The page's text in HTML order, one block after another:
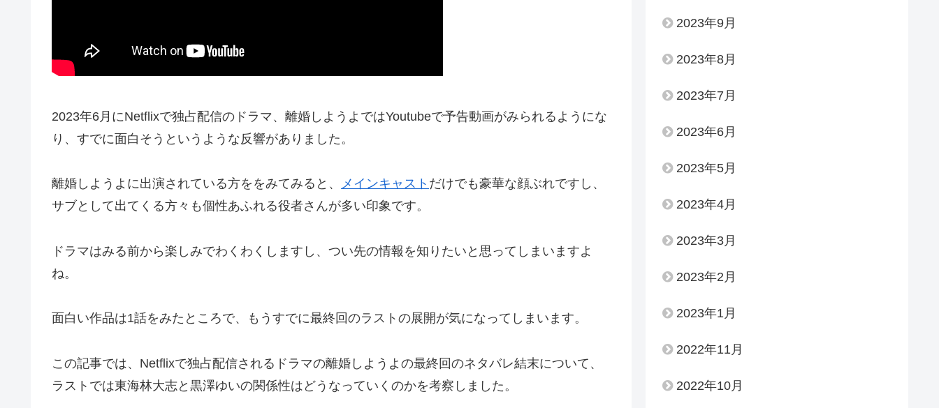
2023年6月にNetflixで独占配信のドラマ、離婚しようよではYoutubeで予告動画がみられるようにな
り、すでに面白そうというような反響がありました。
離婚しようよに出演されている方ををみてみると、 メインキャスト だけでも豪華な顔ぶれですし、
サブとして出てくる方々も個性あふれる役者さんが多い印象です。
ドラマはみる前から楽しみでわくわくしますし、つい先の情報を知りたいと思ってしまいますよ
ね。
面白い作品は1話をみたところで、もうすでに最終回のラストの展開が気になってしまいます。
この記事では、Netflixで独占配信されるドラマの離婚しようよの最終回のネタバレ結末について、
ラストでは東海林大志と黒澤ゆいの関係性はどうなっていくのかを考察しました。
2023年9月
2023年8月
2023年7月
2023年6月
2023年5月
2023年4月
2023年3月
2023年2月
2023年1月
2022年11月
2022年10月